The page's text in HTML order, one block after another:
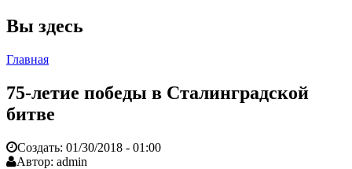
Вы здесь
Главная
75-летие победы в Сталинградской
битве
Создать: 01/30/2018 - 01:00
Автор: admin